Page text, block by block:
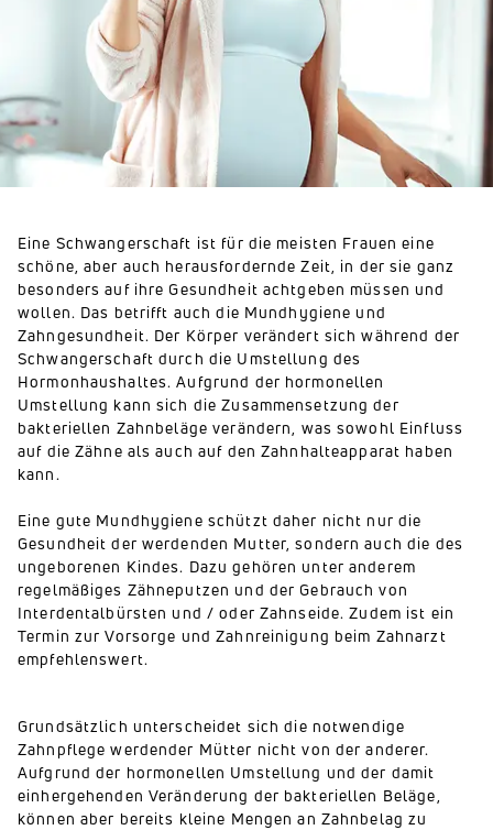
Eine Schwangerschaft ist für die meisten Frauen eine
schöne, aber auch herausfordernde Zeit, in der sie ganz
besonders auf ihre Gesundheit achtgeben müssen und
wollen. Das betrifft auch die Mundhygiene und
Zahngesundheit. Der Körper verändert sich während der
Schwangerschaft durch die Umstellung des
Hormonhaushaltes. Aufgrund der hormonellen
Umstellung kann sich die Zusammensetzung der
bakteriellen Zahnbeläge verändern, was sowohl Einfluss
auf die Zähne als auch auf den Zahnhalteapparat haben
kann.
Eine gute Mundhygiene schützt daher nicht nur die
Gesundheit der werdenden Mutter, sondern auch die des
ungeborenen Kindes. Dazu gehören unter anderem
regelmäßiges Zähneputzen und der Gebrauch von
Interdentalbürsten und / oder Zahnseide. Zudem ist ein
Termin zur Vorsorge und Zahnreinigung beim Zahnarzt
empfehlenswert.
Grundsätzlich unterscheidet sich die notwendige
Zahnpflege werdender Mütter nicht von der anderer.
Aufgrund der hormonellen Umstellung und der damit
einhergehenden Veränderung der bakteriellen Beläge,
können aber bereits kleine Mengen an Zahnbelag zu